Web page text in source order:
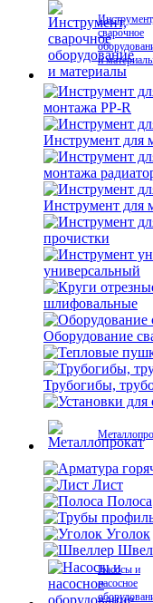
сварочное
и
монтажа PP-R
Инструмент для
монтажа
Инструмент для
прочистки
универсальный
шлифовальные
Оборудование
Трубогибы,
Лист
Полоса
Уголок
Насосы и
насосное